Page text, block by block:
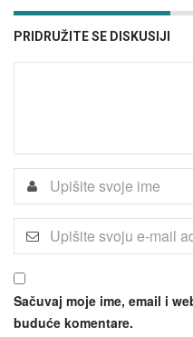
PRIDRUŽITE SE DISKUSIJI
Sačuvaj moje ime, email i
buduće komentare.